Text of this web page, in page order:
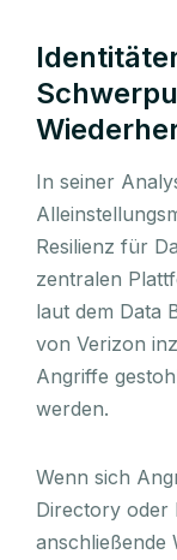
In seiner
Resilienz für
zentralen
laut dem Data
von Verizon
Angriffe
werden.
Wenn sich
Directory oder
anschließende